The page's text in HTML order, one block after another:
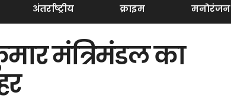
अंतर्राष्ट्रीय क्राइम मनोरंजन
मंत्रिमंडल का